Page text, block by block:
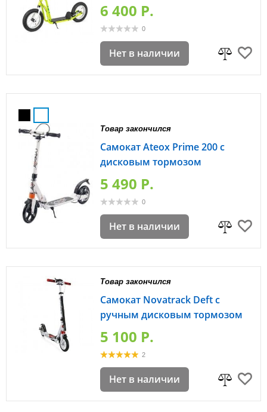
6 400 P.
0
Нет в наличии
Товар закончился
Самокат Ateox Prime 200 с
дисковым тормозом
5 490 P.
0
Нет в наличии
Товар закончился
Самокат Novatrack Deft с
ручным дисковым тормозом
5 100 P.
2
Нет в наличии